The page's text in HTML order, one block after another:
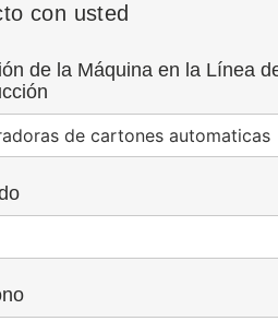
con usted
de la Máquina en la Línea